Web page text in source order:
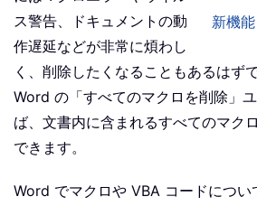
新機能
ス警告、ドキュメントの動
作遅延などが非常に煩わし
く、削除したくなることもあるはず
Word の「すべてのマクロを削除」
ば、文書内に含まれるすべてのマク
できます。
Word でマクロや VBA コードについ